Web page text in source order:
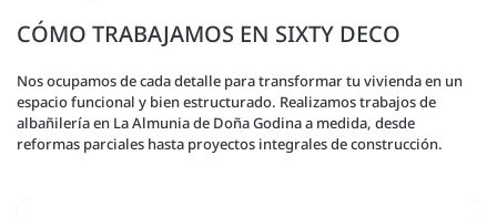
CÓMO TRABAJAMOS EN SIXTY DECO
Nos ocupamos de cada detalle para transformar tu vivienda en un
espacio funcional y bien estructurado. Realizamos trabajos de
albañilería en La Almunia de Doña Godina a medida, desde
reformas parciales hasta proyectos integrales de construcción.